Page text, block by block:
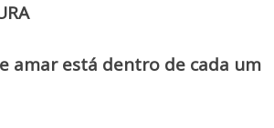
amar está dentro de cada um